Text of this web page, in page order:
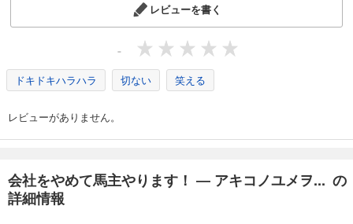
会社をやめて馬主やります！ ― アキコノユメヲ ― 64
レビューを書く
-
ドキドキハラハラ 切ない 笑える
レビューがありません。
会社をやめて馬主やります！ ― アキコノユメヲ... の
詳細情報